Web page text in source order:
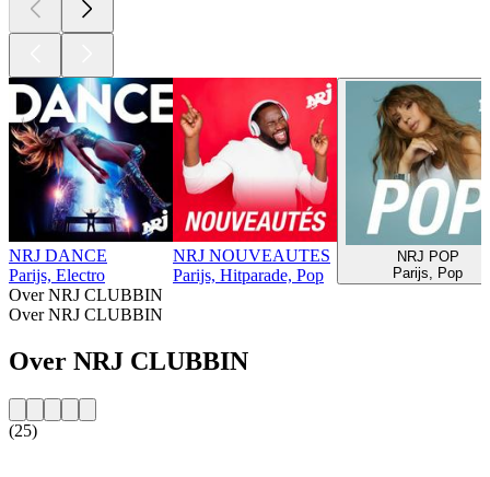
NRJ DANCE
Parijs, Electro
NRJ NOUVEAUTES
Parijs, Hitparade, Pop
NRJ POP
Parijs, Pop
Over NRJ CLUBBIN
Over NRJ CLUBBIN
Over NRJ CLUBBIN
(25)